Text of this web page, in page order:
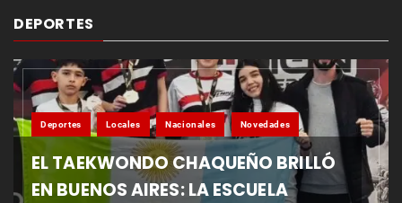
DEPORTES
Deportes Locales Nacionales Novedades
EL TAEKWONDO CHAQUEÑO BRILLÓ
EN BUENOS AIRES: LA ESCUELA